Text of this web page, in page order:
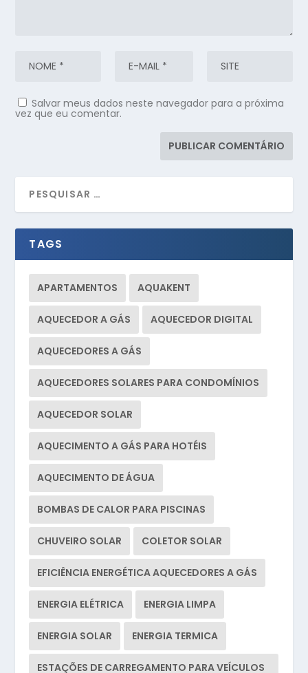
Salvar meus dados neste navegador para a próxima
vez que eu comentar.
TAGS
APARTAMENTOS AQUAKENT
AQUECEDOR A GÁS AQUECEDOR DIGITAL
AQUECEDORES A GÁS
AQUECEDORES SOLARES PARA CONDOMÍNIOS
AQUECEDOR SOLAR
AQUECIMENTO A GÁS PARA HOTÉIS
AQUECIMENTO DE ÁGUA
BOMBAS DE CALOR PARA PISCINAS
CHUVEIRO SOLAR COLETOR SOLAR
EFICIÊNCIA ENERGÉTICA AQUECEDORES A GÁS
ENERGIA ELÉTRICA ENERGIA LIMPA
ENERGIA SOLAR ENERGIA TERMICA
ESTAÇÕES DE CARREGAMENTO PARA VEÍCULOS